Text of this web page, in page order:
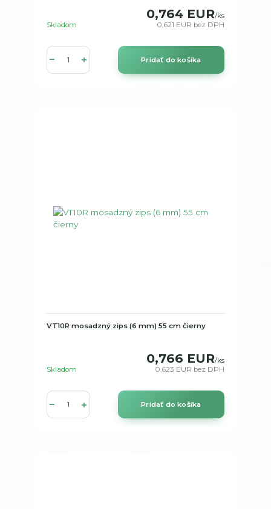
0,764 EUR/ks
0,621 EUR bez DPH
Skladom
Pridať do košíka
VT10R mosadzný zips (6 mm) 55 cm čierny
0,766 EUR/ks
0,623 EUR bez DPH
Skladom
Pridať do košíka